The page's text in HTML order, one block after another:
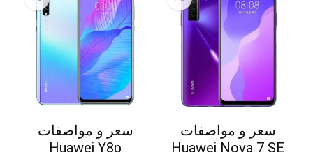
سعر و مواصفات
Huawei Nova 7 SE
سعر و مواصفات
Huawei Y8p